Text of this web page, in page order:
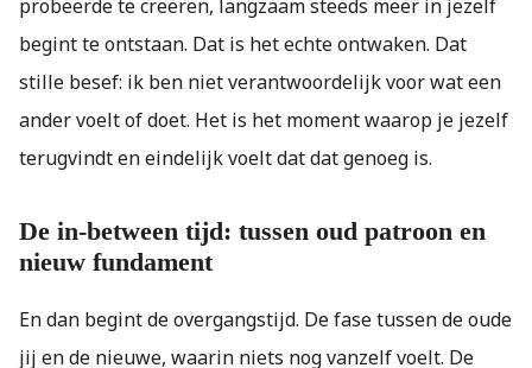
probeerde te creëren, langzaam steeds meer in jezelf
begint te ontstaan. Dat is het echte ontwaken. Dat
stille besef: ik ben niet verantwoordelijk voor wat een
ander voelt of doet. Het is het moment waarop je jezelf
terugvindt en eindelijk voelt dat dat genoeg is.
De in-between tijd: tussen oud patroon en
nieuw fundament
En dan begint de overgangstijd. De fase tussen de oude
jij en de nieuwe, waarin niets nog vanzelf voelt. De